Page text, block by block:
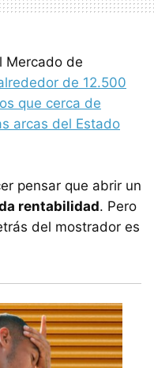
Mercado de
de 12.500
que cerca de
arcas del Estado
pensar que abrir un
rentabilidad. Pero
del mostrador es